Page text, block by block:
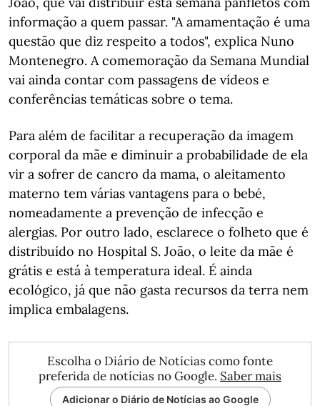
informação a quem passar. "A amamentação é uma
questão que diz respeito a todos", explica Nuno
Montenegro. A comemoração da Semana Mundial
vai ainda contar com passagens de vídeos e
conferências temáticas sobre o tema.
Para além de facilitar a recuperação da imagem
corporal da mãe e diminuir a probabilidade de ela
vir a sofrer de cancro da mama, o aleitamento
materno tem várias vantagens para o bebé,
nomeadamente a prevenção de infecção e
alergias. Por outro lado, esclarece o folheto que é
distribuído no Hospital S. João, o leite da mãe é
grátis e está à temperatura ideal. É ainda
ecológico, já que não gasta recursos da terra nem
implica embalagens.
Escolha o Diário de Notícias como fonte
preferida de notícias no Google. Saber mais
Adicionar o Diário de Notícias ao Google